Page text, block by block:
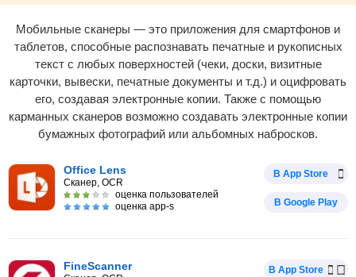
Мобильные сканеры — это приложения для смартфонов и
таблетов, способные распознавать печатные и рукописных
текст с любых поверхностей (чеки, доски, визитные
карточки, вывески, печатные документы и т.д.) и оцифровать
его, создавая электронные копии. Также с помощью
карманных сканеров возможно создавать электронные копии
бумажных фотографий или альбомных набросков.
Office Lens
Сканер, OCR
оценка пользователей
оценка app-s
В App Store
В Google Play
FineScanner В App Store